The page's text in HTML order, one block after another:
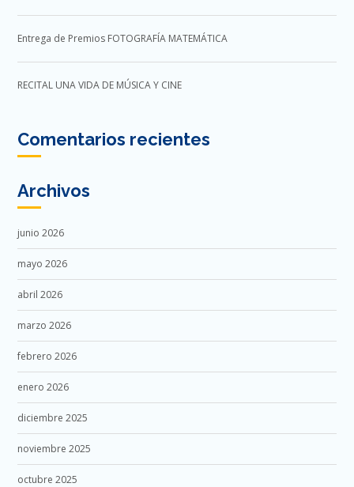
Entrega de Premios FOTOGRAFÍA MATEMÁTICA
RECITAL UNA VIDA DE MÚSICA Y CINE
Comentarios recientes
Archivos
junio 2026
mayo 2026
abril 2026
marzo 2026
febrero 2026
enero 2026
diciembre 2025
noviembre 2025
octubre 2025